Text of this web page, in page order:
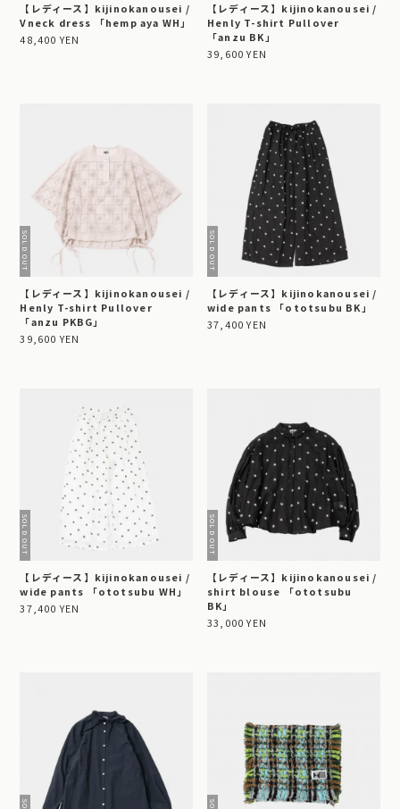
【レディース】kijinokanousei /
Vneck dress 「hemp aya WH」
48,400 YEN
【レディース】kijinokanousei /
Henly T-shirt Pullover
「anzu BK」
39,600 YEN
【レディース】kijinokanousei /
Henly T-shirt Pullover
「anzu PKBG」
39,600 YEN
【レディース】kijinokanousei /
wide pants 「ototsubu BK」
37,400 YEN
【レディース】kijinokanousei /
wide pants 「ototsubu WH」
37,400 YEN
【レディース】kijinokanousei /
shirt blouse 「ototsubu
BK」
33,000 YEN